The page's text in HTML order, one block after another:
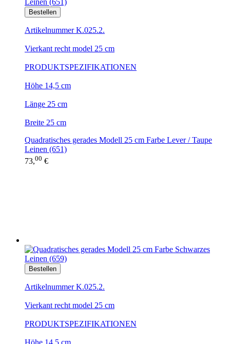
Bestellen
Artikelnummer K.025.2.
Vierkant recht model 25 cm
PRODUKTSPEZIFIKATIONEN
Höhe 14,5 cm
Länge 25 cm
Breite 25 cm
Quadratisches gerades Modell 25 cm Farbe Lever / Taupe
Leinen (651)
73,00 €
Bestellen
Artikelnummer K.025.2.
Vierkant recht model 25 cm
PRODUKTSPEZIFIKATIONEN
Höhe 14,5 cm